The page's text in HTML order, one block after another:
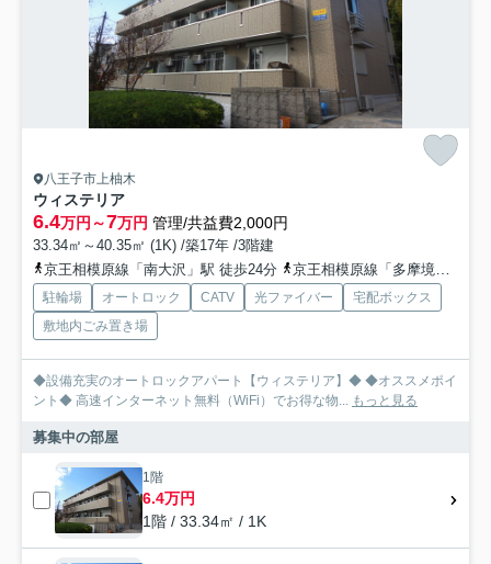
八王子市上柚木
ウィステリア
6.4万円～7万円 管理/共益費2,000円
33.34㎡～40.35㎡ (1K) /築17年 /3階建
京王相模原線「南大沢」駅 徒歩24分
京王相模原線「多摩境」駅 徒歩37分
駐輪場 オートロック CATV 光ファイバー
宅配ボックス
敷地内ごみ置き場
◆設備充実のオートロックアパート【ウィステリア】◆ ◆オススメポイ
ント◆ 高速インターネット無料（WiFi）でお得な物... もっと見る
募集中の部屋
1階
6.4万円
1階 / 33.34㎡ / 1K